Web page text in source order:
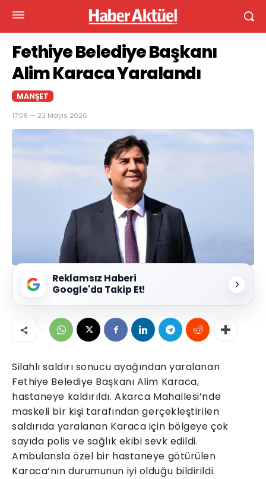
Fethiye Belediye Başkanı
Alim Karaca Yaralandı
MANŞET
17:08 — 23 Mayıs 2026
Reklamsız Haberi
Google'da Takip Et!
Silahlı saldırı sonucu ayağından yaralanan
Fethiye Belediye Başkanı Alim Karaca,
hastaneye kaldırıldı. Akarca Mahallesi’nde
maskeli bir kişi tarafından gerçekleştirilen
saldırıda yaralanan Karaca için bölgeye çok
sayıda polis ve sağlık ekibi sevk edildi.
Ambulansla özel bir hastaneye götürülen
Karaca’nın durumunun iyi olduğu bildirildi.